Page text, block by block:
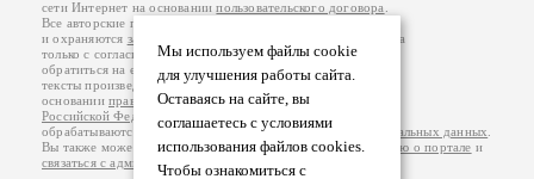
Мы используем файлы cookie
для улучшения работы сайта.
Оставаясь на сайте, вы
соглашаетесь с условиями
использования файлов cookies.
Чтобы ознакомиться с
сети Интернет на основаниипользовательского договора
Все авторские права на произведения принадлежат авторам
и охраняются законом
. Перепечатка произведений возможна
только с согласия его автора, к которому вы можете
обратиться на его авторской странице. Ответственность за
тексты произведений авторы несут самостоятельно на
основанииправил публикацииизаконодательства
Российской Федерации
обрабатываются на основанииПолитики обработки персональных данных
Вы также можете посмотреть более подробнуюинформацию о портале и
связаться с администрацией